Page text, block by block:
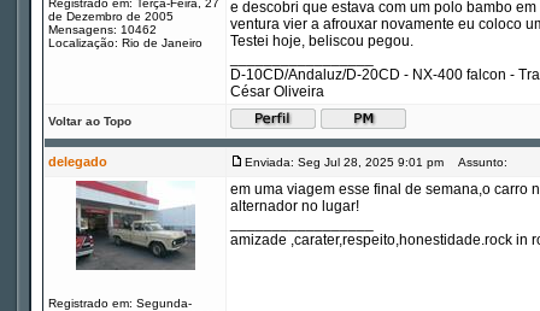
Registrado em: Terça-Feira, 27
de Dezembro de 2005
Mensagens: 10462
Localização: Rio de Janeiro
e descobri que estava com um polo bambo
ventura vier a afrouxar novamente eu coloco
Testei hoje, beliscou pegou.
D-10CD/Andaluz/D-20CD - NX-400 falcon -
César Oliveira
Voltar ao Topo
delegado Enviada: Seg Jul 28, 2025 9:01 pm Assunto:
Registrado em: Segunda-
em uma viagem esse final de semana,o carro
alternador no lugar!
amizade ,carater,respeito,honestidade.rock in